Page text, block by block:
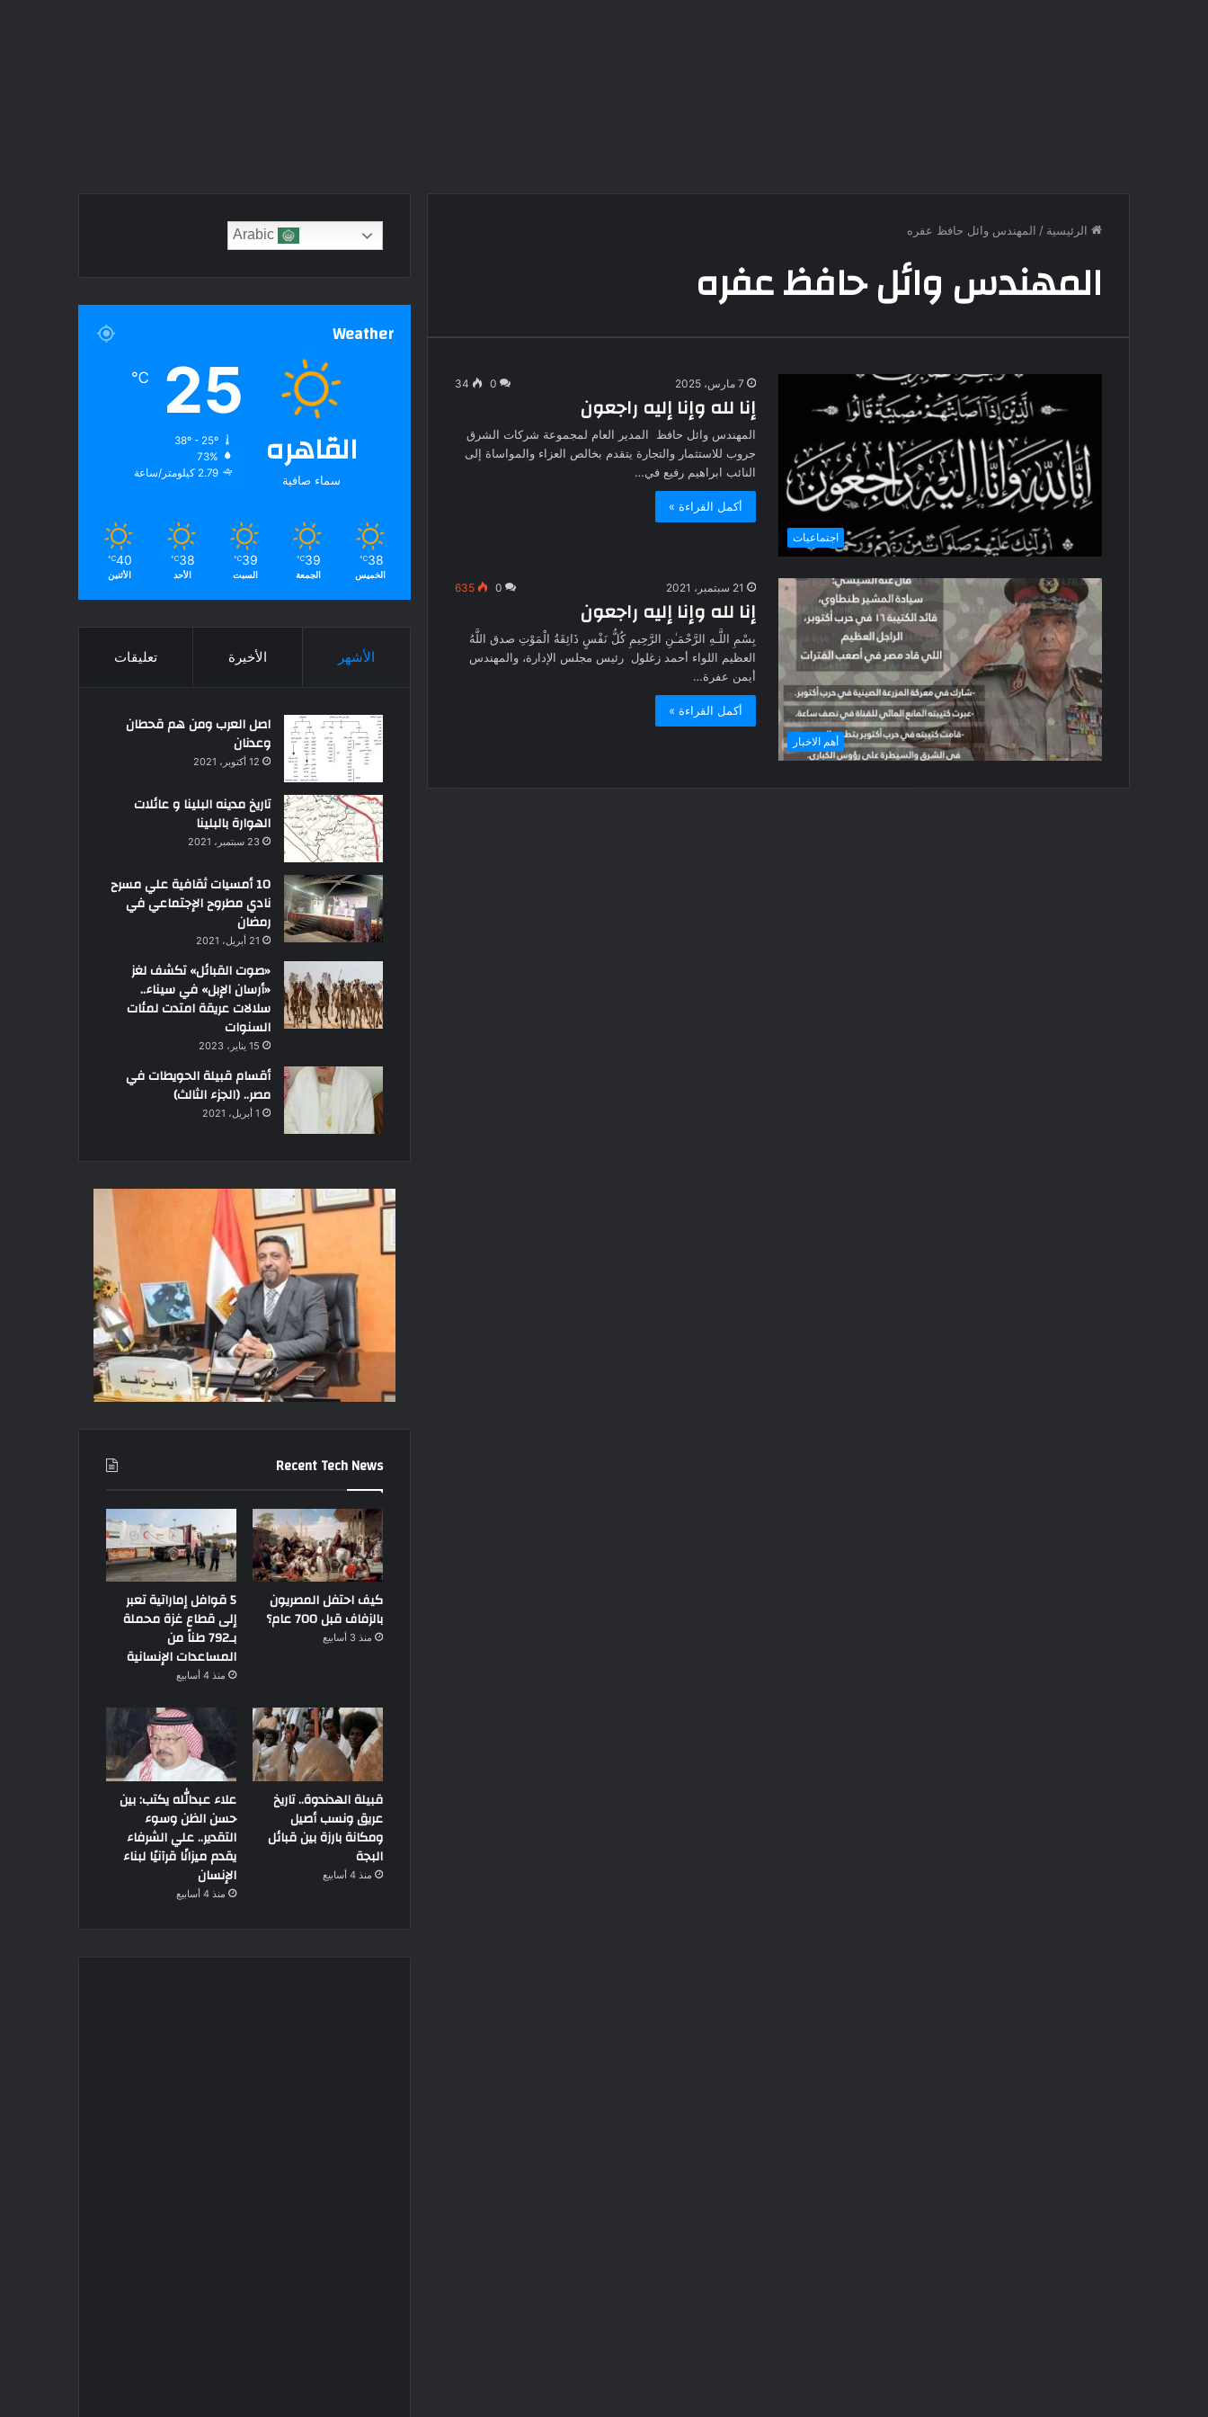
الرئيسية / المهندس وائل حافظ عفره
المهندس وائل حافظ عفره
اجتماعيات
7 مارس، 2025 0
34
إنا لله وإنا إليه راجعون
المهندس وائل حافظ المدير العام لمجموعة شركات الشرق
جروب للاستثمار والتجارة يتقدم بخالص العزاء والمواساة إلى
النائب ابراهيم رفيع في…
أكمل القراءة »
أهم الاخبار
21 سبتمبر، 2021 0
635
إنا لله وإنا إليه راجعون
بِسْمِ اللَّـهِ الرَّحْمَـٰنِ الرَّحِيمِ كُلُّ نَفْسٍ ذَائِقَةُ الْمَوْتِ صدق اللَّهُ
العظيم اللواء أحمد زغلول رئيس مجلس الإدارة، والمهندس
أيمن عفرة…
أكمل القراءة »
Arabic
Weather
القاهره
سماء صافية
25
℃
38º - 25º
73%
2.79 كيلومتر/ساعة
38
℃
الخميس
39
℃
الجمعة
39
℃
السبت
38
℃
الأحد
40
℃
الأثنين
الأشهر الأخيرة تعليقات
اصل العرب ومن هم قحطان
وعدنان
12 أكتوبر، 2021
تاريخ مدينه البلينا و عائلات
الهوارة بالبلينا
23 سبتمبر، 2021
10 أمسيات ثقافية علي مسرح
نادي مطروح الإجتماعي في
رمضان
21 أبريل، 2021
«صوت القبائل» تكشف لغز
«أرسان الإبل» في سيناء..
سلالات عريقة امتدت لمئات
السنوات
15 يناير، 2023
أقسام قبيلة الحويطات في
مصر.. (الجزء الثالث)
1 أبريل، 2021
Recent Tech News
كيف احتفل المصريون
بالزفاف قبل 700 عام؟
منذ 3 أسابيع
5 قوافل إماراتية تعبر
إلى قطاع غزة محملة
بـ792 طناً من
المساعدات الإنسانية
منذ 4 أسابيع
قبيلة الهدندوة.. تاريخ
عريق ونسب أصيل
ومكانة بارزة بين قبائل
البجة
منذ 4 أسابيع
علاء عبدالله يكتب: بين
حسن الظن وسوء
التقدير.. علي الشرفاء
يقدم ميزانًا قرآنيًا لبناء
الإنسان
منذ 4 أسابيع